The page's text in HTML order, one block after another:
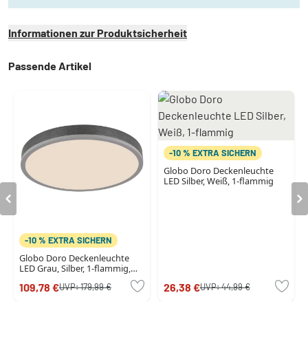
Informationen zur Produktsicherheit
Passende Artikel
-10 % EXTRA SICHERN
Globo Doro Deckenleuchte
LED Grau, Silber, 1-flammig,
109,78 €UVP:179,99 €
-10 % EXTRA SICHERN
Globo Doro Deckenleuchte
LED Silber, Weiß, 1-flammig
26,38 €UVP:44,99 €